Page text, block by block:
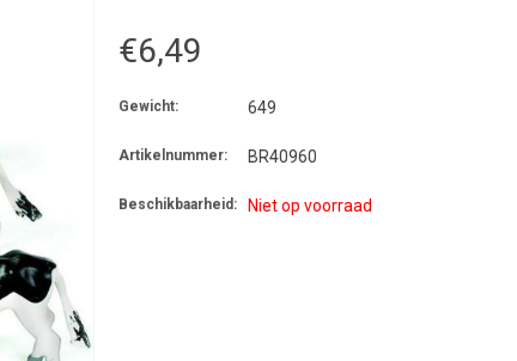
€6,49
Gewicht: 649
Artikelnummer: BR40960
Beschikbaarheid: Niet op voorraad